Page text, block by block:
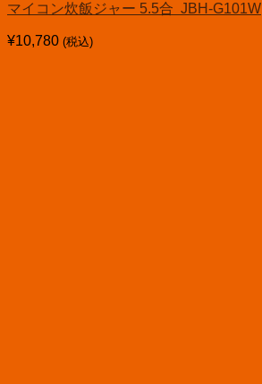
マイコン炊飯ジャー 5.5合 JBH-G101W
¥10,780 (税込)